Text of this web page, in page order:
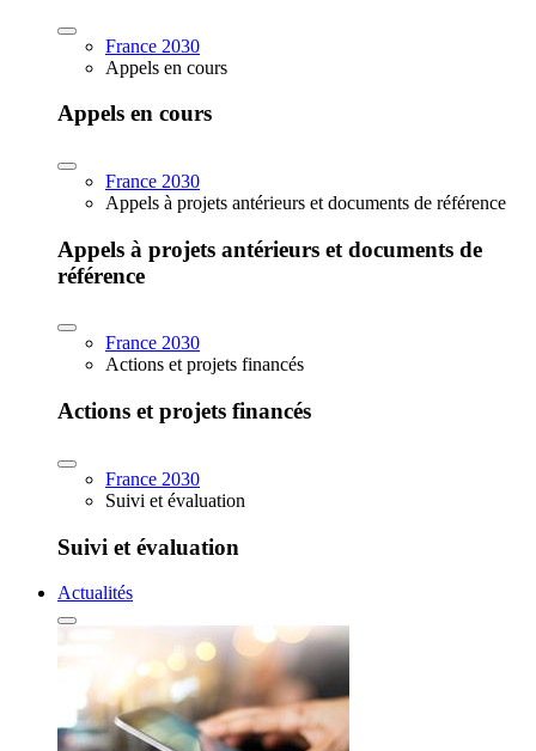
France 2030
Appels en cours
Appels en cours
France 2030
Appels à projets antérieurs et documents de référence
Appels à projets antérieurs et documents de
référence
France 2030
Actions et projets financés
Actions et projets financés
France 2030
Suivi et évaluation
Suivi et évaluation
Actualités